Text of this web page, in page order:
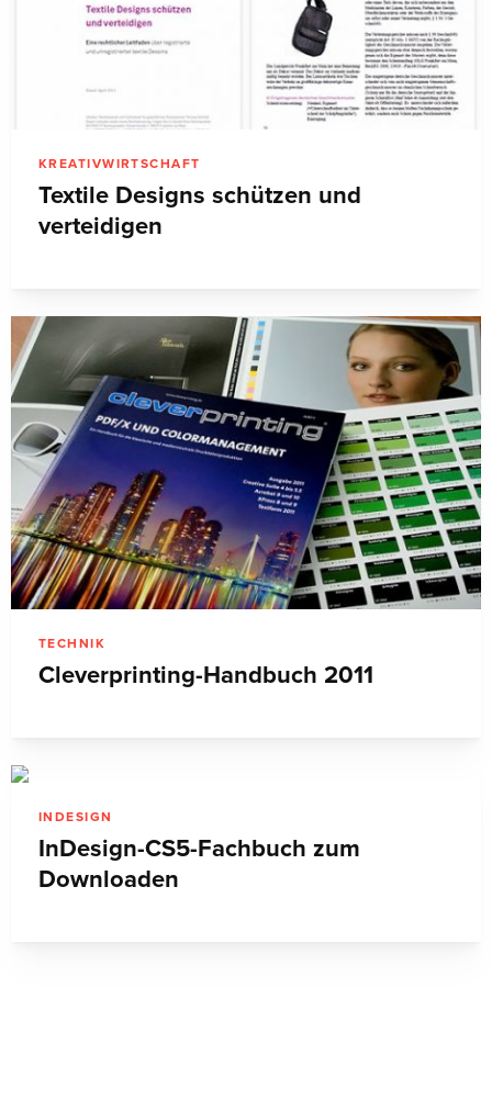
KREATIVWIRTSCHAFT
Textile Designs schützen und
verteidigen
TECHNIK
Cleverprinting-Handbuch 2011
INDESIGN
InDesign-CS5-Fachbuch zum
Downloaden